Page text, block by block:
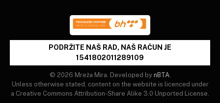
PODRŽITE NAŠ RAD, NAŠ RAČUN JE
1541802011289109
© 2026 Mreža Mira. Developed by nBTA.
Unless otherwise stated, content on the website is licenced under
a Creative Commons Attribution-Share Alike 3.0 Unported License.